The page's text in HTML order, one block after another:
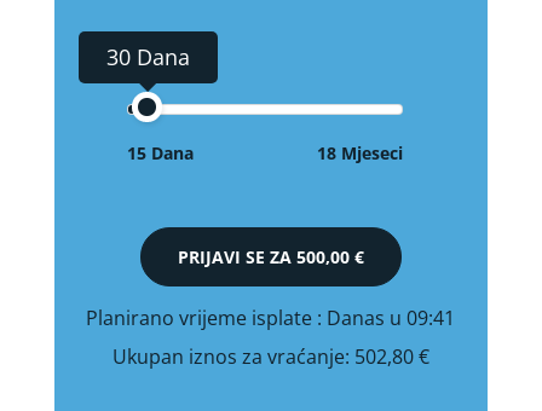
30 Dana
15 Dana 18 Mjeseci
PRIJAVI SE ZA 500,00 €
Planirano vrijeme isplate : Danas u 09:41
Ukupan iznos za vraćanje: 502,80 €